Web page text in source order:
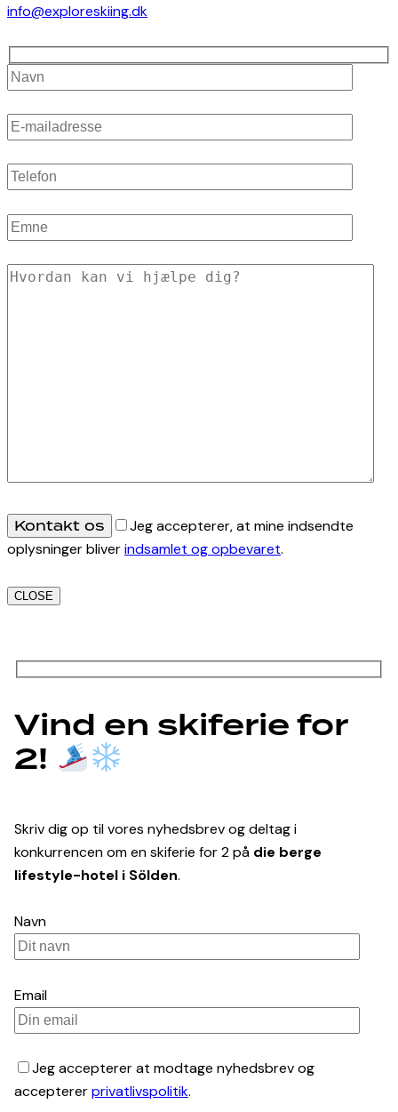
info@exploreskiing.dk
Jeg accepterer, at mine indsendte
oplysninger bliverindsamlet og opbevaret.
CLOSE
Vind en skiferie for
2!
Skriv dig op til vores nyhedsbrev og deltag i
konkurrencen om en skiferie for 2 på die berge
lifestyle-hotel i Sölden.
Navn
Email
Jeg accepterer at modtage nyhedsbrev og
acceptererprivatlivspolitik.